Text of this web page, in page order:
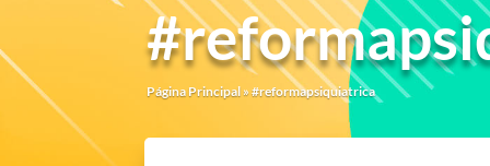
Página Principal »#reformapsiquiatrica